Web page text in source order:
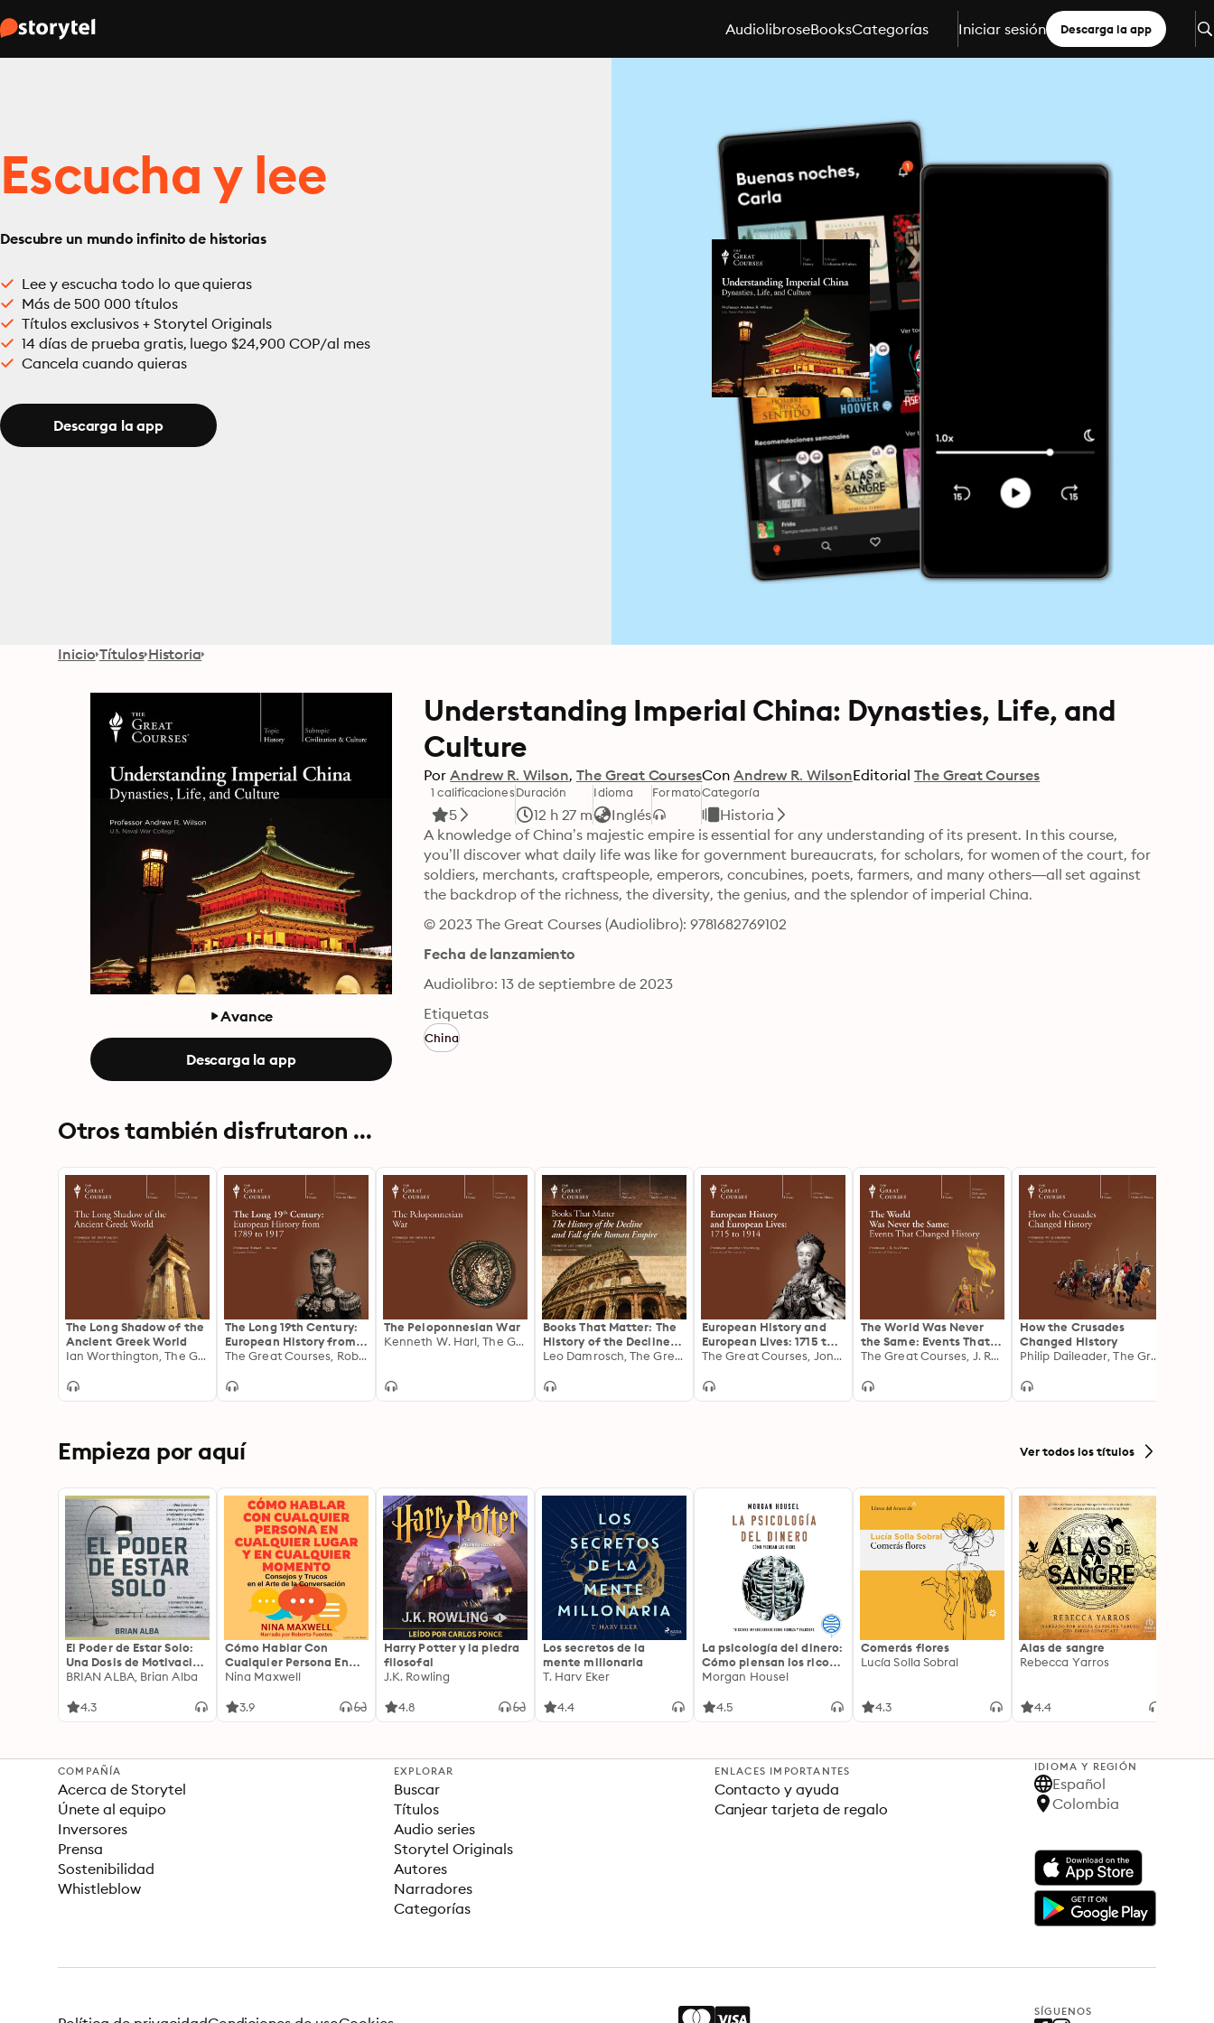
AudiolibroseBooksCategorías Iniciar sesión Descarga la app
Escucha y lee
Descubre un mundo infinito de historias
Lee y escucha todo lo que quieras
Más de 500 000 títulos
Títulos exclusivos + Storytel Originals
14 días de prueba gratis, luego $24,900 COP/al mes
Cancela cuando quieras
Descarga la app
Inicio Títulos Historia
Avance
Descarga la app
Understanding Imperial China: Dynasties, Life, and
Culture
Por Andrew R. Wilson The Great CoursesCon Andrew R. WilsonEditorial The Great Courses
1 calificaciones
5
Duración
12 h 27 m
Idioma
Inglés
FormatoCategoría
Historia
A knowledge of China’s majestic empire is essential for any understanding of its present. In this course,
you’ll discover what daily life was like for government bureaucrats, for scholars, for women of the court, for
soldiers, merchants, craftspeople, emperors, concubines, poets, farmers, and many others—all set against
the backdrop of the richness, the diversity, the genius, and the splendor of imperial China.
© 2023 The Great Courses (Audiolibro): 9781682769102
Fecha de lanzamiento
Audiolibro: 13 de septiembre de 2023
Etiquetas
China
Otros también disfrutaron ...
The Long Shadow of the
Ancient Greek World
Ian Worthington, The Great Courses
The Long 19th Century:
European History from
1789 to 1917
The Great Courses, Robert I. Weiner
The Peloponnesian War
Kenneth W. Harl, The Great Courses
Books That Matter: The
History of the Decline
and Fall of the Roman Leo Damrosch, The Great Courses
European History and
European Lives: 1715 to
1914
The Great Courses, Jonathan Steinberg
The World Was Never
the Same: Events That
Changed History
The Great Courses, J. Rufus Fears
How the Crusades
Changed History
Philip Daileader, The Great Courses
Empieza por aquí Ver todos los títulos
El Poder de Estar Solo:
Una Dosis de Motivación
Acompañada de Ideas
una Vida Mejor
BRIAN ALBA, Brian Alba
4.3
Cómo Hablar Con
Cualquier Persona En
Cualquier Lugar Y En
Nina Maxwell
3.9
Harry Potter y la piedra
filosofal
J.K. Rowling
4.8
Los secretos de la
mente millonaria
T. Harv Eker
4.4
La psicología del dinero:
Cómo piensan los ricos:
18 claves imperecederas
Morgan Housel
4.5
Comerás flores
Lucía Solla Sobral
4.3
Alas de sangre
Rebecca Yarros
4.4
COMPAÑÍA
Acerca de Storytel
Únete al equipo
Inversores
Prensa
Sostenibilidad
Whistleblow
EXPLORAR
Buscar
Títulos
Audio series
Storytel Originals
Autores
Narradores
Categorías
ENLACES IMPORTANTES
Contacto y ayuda
Canjear tarjeta de regalo
IDIOMA Y REGIÓN
Español
Colombia
SÍGUENOS